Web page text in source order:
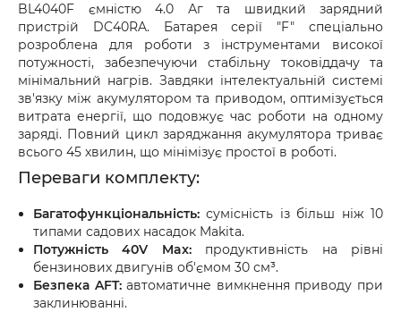
BL4040F ємністю 4.0 Аг та швидкий зарядний
пристрій DC40RA. Батарея серії "F" спеціально
розроблена для роботи з інструментами високої
потужності, забезпечуючи стабільну токовіддачу та
мінімальний нагрів. Завдяки інтелектуальній системі
зв'язку між акумулятором та приводом, оптимізується
витрата енергії, що подовжує час роботи на одному
заряді. Повний цикл заряджання акумулятора триває
всього 45 хвилин, що мінімізує простої в роботі.
Переваги комплекту:
Багатофункціональність: сумісність із більш ніж 10
типами садових насадок Makita.
Потужність 40V Max:продуктивність на рівні
бензинових двигунів об'ємом 30 см³.
Безпека AFT:автоматичне вимкнення приводу при
заклинюванні.